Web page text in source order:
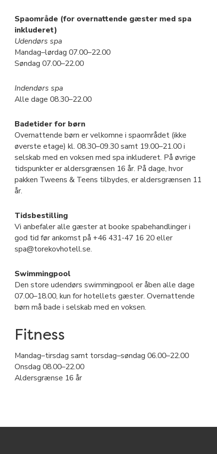
Spaområde (for overnattende gæster med spa
inkluderet)
Udendørs spa
Mandag–lørdag 07.00–22.00
Søndag 07.00–22.00
Indendørs spa
Alle dage 08.30–22.00
Badetider for børn
Overnattende børn er velkomne i spaområdet (ikke
øverste etage) kl. 08.30–09.30 samt 19.00–21.00 i
selskab med en voksen med spa inkluderet. På øvrige
tidspunkter er aldersgrænsen 16 år. På dage, hvor
pakken Tweens & Teens tilbydes, er aldersgrænsen 11
år.
Tidsbestilling
Vi anbefaler alle gæster at booke spabehandlinger i
god tid før ankomst på +46 431-47 16 20 eller
spa@torekovhotell.se.
Swimmingpool
Den store udendørs swimmingpool er åben alle dage
07.00–18.00, kun for hotellets gæster. Overnattende
børn må bade i selskab med en voksen.
Fitness
Mandag–tirsdag samt torsdag–søndag 06.00–22.00
Onsdag 08.00–22.00
Aldersgrænse 16 år